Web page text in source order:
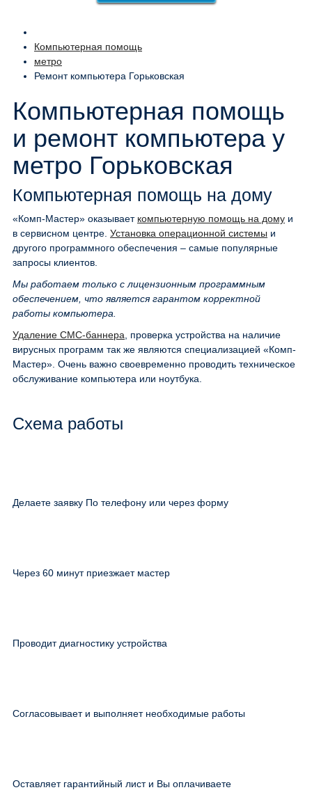
Компьютерная помощь
метро
Ремонт компьютера Горьковская
Компьютерная помощь
и ремонт компьютера у
метро Горьковская
Компьютерная помощь на дому
«Комп-Мастер» оказывает компьютерную помощь на дому и
в сервисном центре. Установка операционной системы и
другого программного обеспечения – самые популярные
запросы клиентов.
Мы работаем только с лицензионным программным
обеспечением, что является гарантом корректной
работы компьютера.
Удаление СМС-баннера , проверка устройства на наличие
вирусных программ так же являются специализацией «Комп-
Мастер». Очень важно своевременно проводить техническое
обслуживание компьютера или ноутбука.
Схема работы
Делаете заявку По телефону или через форму
Через 60 минут приезжает мастер
Проводит диагностику устройства
Согласовывает и выполняет необходимые работы
Оставляет гарантийный лист и Вы оплачиваете